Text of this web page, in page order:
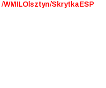
/WMILOlsztyn/SkrytkaESP